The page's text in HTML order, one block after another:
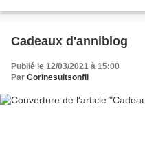
Cadeaux d'anniblog
Publié le 12/03/2021 à 15:00
Par Corinesuitsonfil